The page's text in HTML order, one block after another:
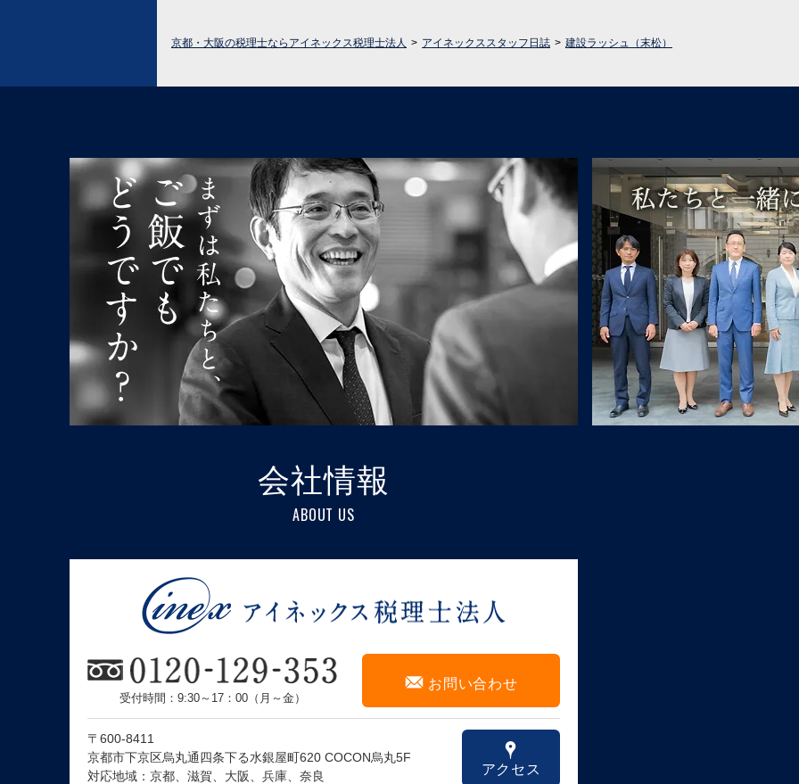
京都・大阪の税理士ならアイネックス税理士法人 アイネックススタッフ日誌 建設ラッシュ（末松）
会社情報
ABOUT US
受付時間：9:30～17：00（月～金）
F お問い合わせ
〒600-8411
京都市下京区烏丸通四条下る水銀屋町620 COCON烏丸5F
対応地域：京都、滋賀、大阪、兵庫、奈良
x
アクセス